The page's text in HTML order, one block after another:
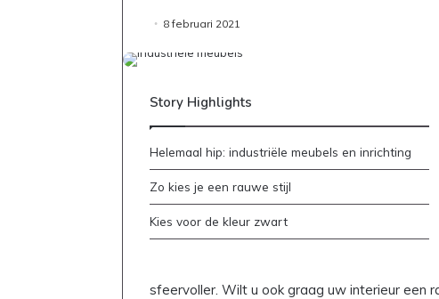
8 februari 2021
Story Highlights
Helemaal hip: industriële meubels en inrichting
Zo kies je een rauwe stijl
Kies voor de kleur zwart
sfeervoller. Wilt u ook graag uw interieur een